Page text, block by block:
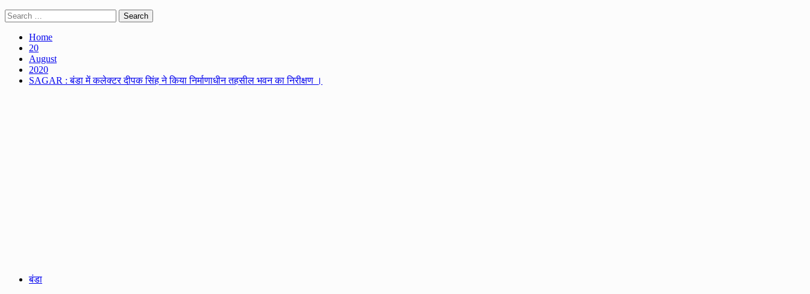
Search
for:
Home
20
August
2020
SAGAR : बंडा में कलेक्टर दीपक सिंह ने किया निर्माणाधीन तहसील भवन का निरीक्षण ।
बंडा